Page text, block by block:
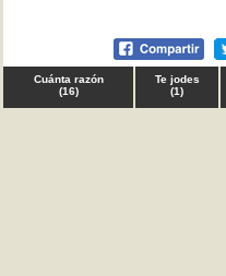
Cuánta razón
(16)
Te jodes
(1)